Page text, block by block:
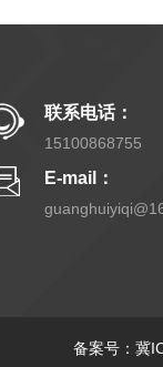
联系电话：
15100868755
E-mail：
备案号：冀